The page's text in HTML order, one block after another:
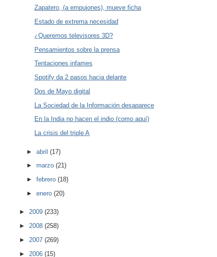
Zapatero, (a empujones), mueve ficha
Estado de extrema necesidad
¿Queremos televisores 3D?
Pensamientos sobre la prensa
Tentaciones infames
Spotify da 2 pasos hacia delante
Dos de Mayo digital
La Sociedad de la Información desaparece
En la India no hacen el indio (como aquí)
La crisis del triple A
►abril(17)
►marzo(21)
►febrero(18)
►enero(20)
► 2009 (233)
► 2008 (258)
► 2007 (269)
► 2006 (15)